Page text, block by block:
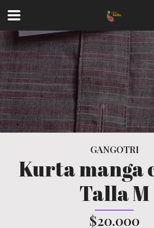
GANGOTRI
Kurta manga
Talla M
$20.000